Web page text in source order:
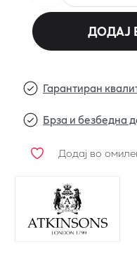
ДОДАЈ
Гарантиран
Брза и безбедна
Додај во